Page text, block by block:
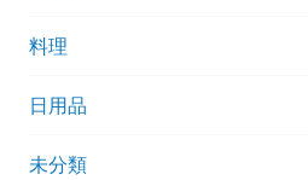
料理
日用品
未分類